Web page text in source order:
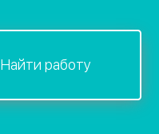
Найти работу